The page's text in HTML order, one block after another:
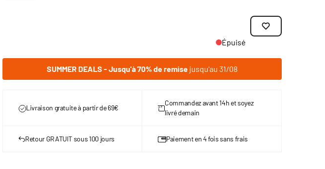
Épuisé
SUMMER DEALS - Jusqu'à 70% de remise jusqu'au 31/08
Livraison gratuite à partir de 69€
Commandez avant 14h et soyez
livré demain
Retour GRATUIT sous 100 jours Paiement en 4 fois sans frais